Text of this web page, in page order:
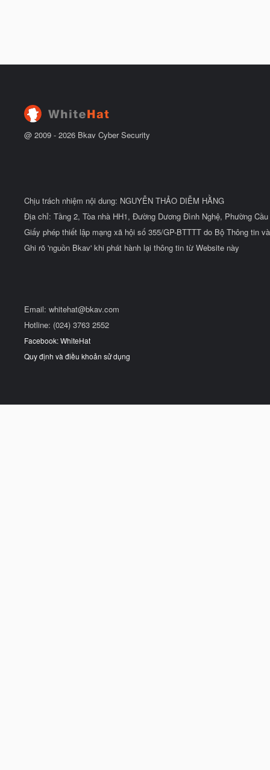
@ 2009 - 2026 Bkav Cyber Security
Chịu trách nhiệm nội dung: NGUYỄN THẢO DIỄM HẰNG
Địa chỉ: Tầng 2, Tòa nhà HH1, Đường Dương Đình Nghệ, Phường
Giấy phép thiết lập mạng xã hội số 355/GP-BTTTT do Bộ Thông tin
Ghi rõ 'nguồn Bkav' khi phát hành lại thông tin từ Website này
Email: whitehat@bkav.com
Hotline: (024) 3763 2552
Facebook: WhiteHat
Quy định và điều khoản sử dụng